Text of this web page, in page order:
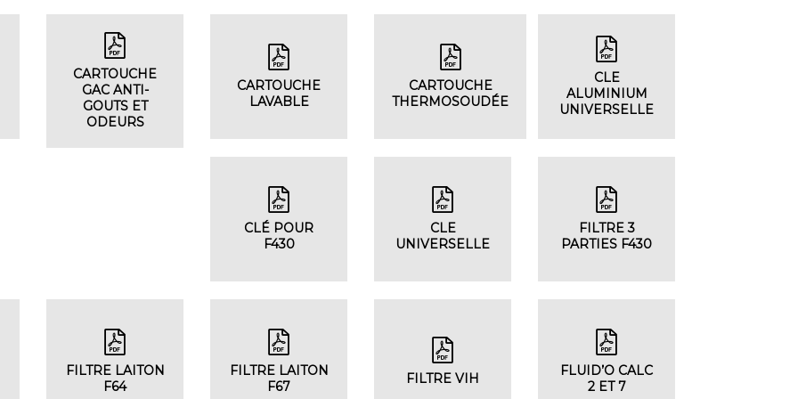
CARTOUCHE
GAC ANTI-
GOUTS ET
ODEURS
CARTOUCHE
LAVABLE
CARTOUCHE
THERMOSOUDÉE
CLE
ALUMINIUM
UNIVERSELLE
CLÉ POUR
F430
CLE
UNIVERSELLE
FILTRE 3
PARTIES F430
FILTRE LAITON
F64
FILTRE LAITON
F67
FILTRE VIH
FLUID’O CALC
2 ET 7